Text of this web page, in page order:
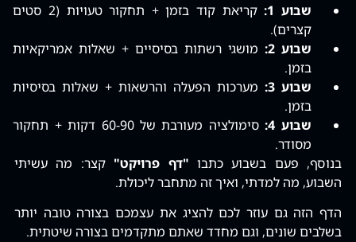
שבוע 1:
קריאת קוד בזמן + תחקור טעויות (2 סטים
קצרים).
שבוע 2:
מושגי רשתות בסיסיים + שאלות אמריקאיות
בזמן.
שבוע 3:
מערכות הפעלה והרשאות + שאלות בסיסיות
בזמן.
שבוע 4:
סימולציה מעורבת של 60-90 דקות + תחקור
מסודר.
בנוסף‚ פעם בשבוע כתבו "דף פרויקט" קצר: מה עשיתי
השבוע‚ מה למדתי‚ ואיך זה מתחבר ליכולת.
הדף הזה גם עוזר לכם להציג את עצמכם בצורה טובה יותר
בשלבים שונים‚ וגם מחדד שאתם מתקדמים בצורה שיטתית.